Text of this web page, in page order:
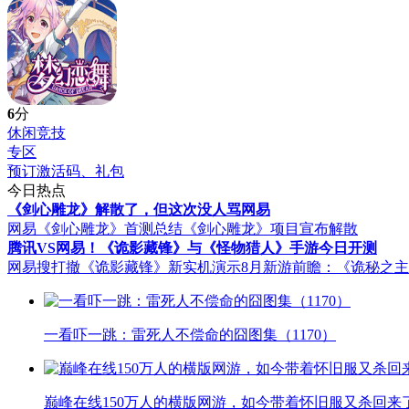
6分
休闲竞技
专区
预订激活码、礼包
今日热点
《剑心雕龙》解散了，但这次没人骂网易
网易《剑心雕龙》首测总结 《剑心雕龙》项目宣布解散
腾讯VS网易！《诡影藏锋》与《怪物猎人》手游今日开测
网易搜打撤《诡影藏锋》新实机演示8月新游前瞻：《诡秘之
一看吓一跳：雷死人不偿命的囧图集（1170）
巅峰在线150万人的横版网游，如今带着怀旧服又杀回来